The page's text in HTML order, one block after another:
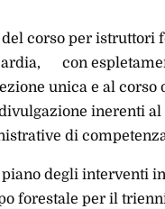
corso per istruttori
con
unica e al corso
inerenti al
di
degli interventi
forestale per il